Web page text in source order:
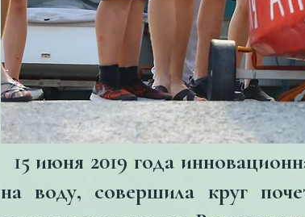
15 июня 2019 года
на воду, совершила круг